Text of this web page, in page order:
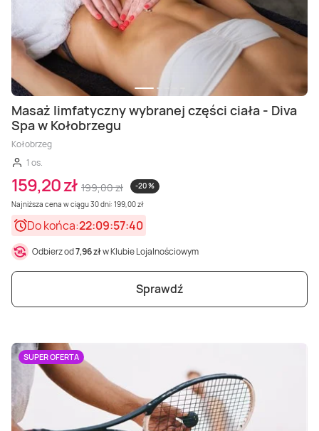
Masaż limfatyczny wybranej części ciała - Diva
Spa w Kołobrzegu
Kołobrzeg
1 os.
159,20 zł 199,00 zł
-20 %
Najniższa cena w ciągu 30 dni: 199,00 zł
Do końca:22:09:57:38
Odbierz od7,96 złw Klubie Lojalnościowym
Sprawdź
SUPER OFERTA